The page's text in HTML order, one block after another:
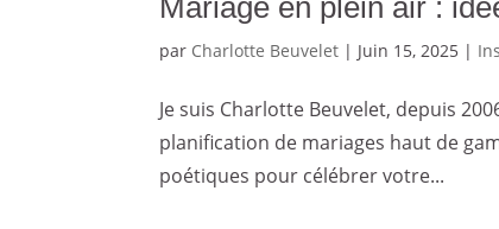
par Charlotte Beuvelet | Juin 15, 2025 |
Je suis Charlotte Beuvelet, depuis
planification de mariages haut de
poétiques pour célébrer votre...